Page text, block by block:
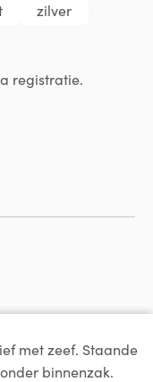
zilver
registratie.
met zeef. Staande
binnenzak.